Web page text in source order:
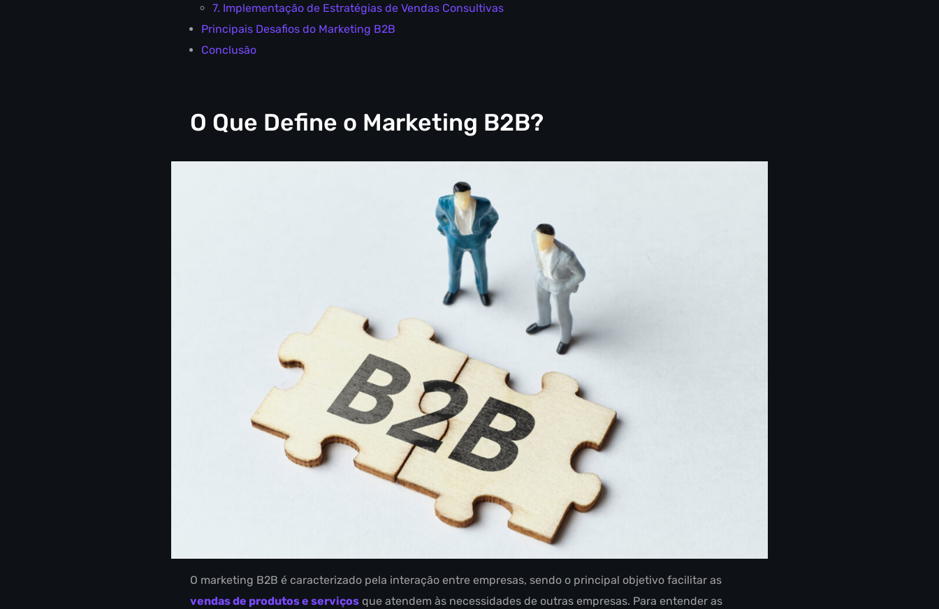
7. Implementação de Estratégias de Vendas Consultivas
Principais Desafios do Marketing B2B
Conclusão
O Que Define o Marketing B2B?
O marketing B2B é caracterizado pela interação entre empresas, sendo o principal objetivo facilitar as
vendas de produtos e serviços que atendem às necessidades de outras empresas. Para entender as